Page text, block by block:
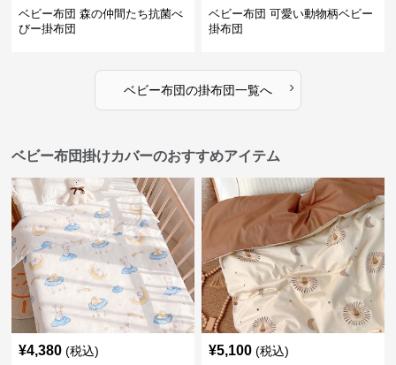
ベビー布団 森の仲間たち抗菌べ
びー掛布団
ベビー布団 可愛い動物柄ベビー
掛布団
ベビー布団の掛布団一覧へ ›
ベビー布団掛けカバーのおすすめアイテム
¥4,380 (税込) ¥5,100 (税込)